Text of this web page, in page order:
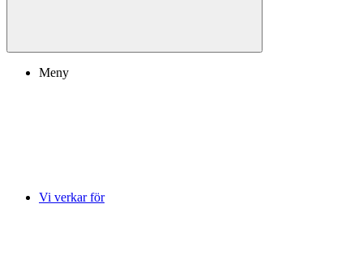
Meny
Vi verkar för